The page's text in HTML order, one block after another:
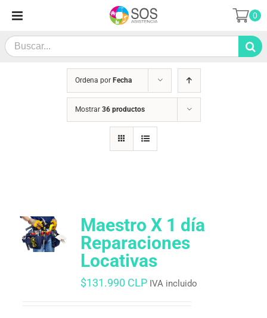
contenido
Search
for:
0
Ordena por Fecha
Mostrar 36 productos
Maestro X 1 día
Reparaciones
Locativas
$131.990 CLP IVA incluido